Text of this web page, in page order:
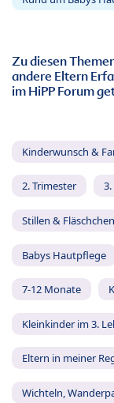
Zu diesen
andere Eltern
im HiPP Forum
Kinderwunsch &
2. Trimester
Stillen & Fläschchen
Babys Hautpflege
7-12 Monate
Kleinkinder im 3.
Eltern in meiner
Wichteln,